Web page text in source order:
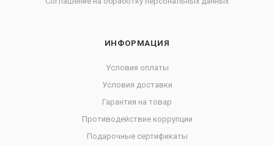
ИНФОРМАЦИЯ
Условия оплаты
Условия доставки
Гарантия на товар
Противодействие коррупции
Подарочные сертификаты